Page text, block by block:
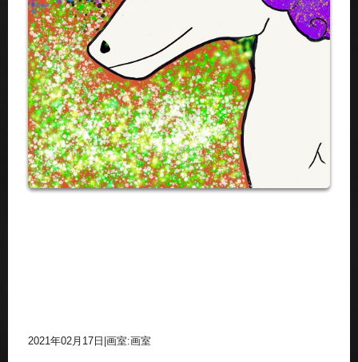
2021年02月17日 画室:画室